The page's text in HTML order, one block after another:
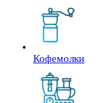
Кофемолки